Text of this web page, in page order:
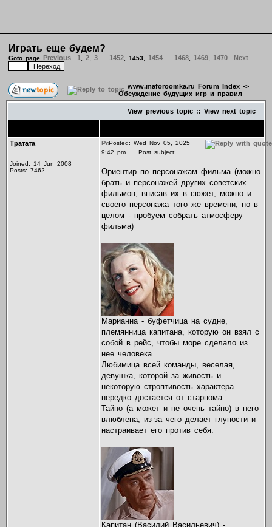
Играть еще будем?
Goto page Previous 1 2 3 1452 1453 1454 1468 1469 1470 Next
www.maforoomka.ru Forum Index ->
Обсуждение будущих игр и правил
View previous topic :: View next topic
Тратата
Joined: 14 Jun 2008
Posts: 7462
Posted: Wed Nov 05, 2025
9:42 pm
Post subject:
Ориентир по персонажам фильма (можно
брать и персонажей других советских
фильмов, вписав их в сюжет, можно и
своего персонажа того же времени, но в
целом - пробуем собрать атмосферу
фильма)
Марианна - буфетчица на судне,
племянница капитана, которую он взял с
собой в рейс, чтобы море сделало из
нее человека.
Любимица всей команды, веселая,
девушка, которой за живость и
некоторую строптивость характера
нередко достается от старпома.
Тайно (а может и не очень тайно) в него
влюблена, из-за чего делает глупости и
настраивает его против себя.
Капитан (Василий Васильевич) -